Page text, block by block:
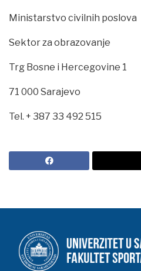
Ministarstvo civilnih poslova
Sektor za obrazovanje
Trg Bosne i Hercegovine 1
71 000 Sarajevo
Tel. + 387 33 492 515